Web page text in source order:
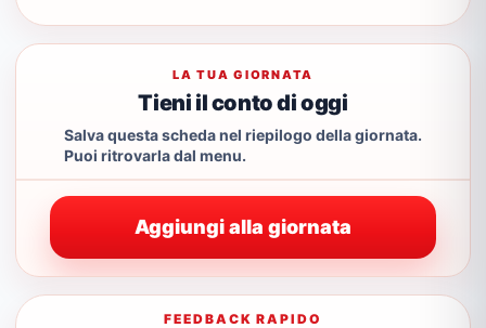
LA TUA GIORNATA
Tieni il conto di oggi
Salva questa scheda nel riepilogo della giornata.
Puoi ritrovarla dal menu.
Aggiungi alla giornata
FEEDBACK RAPIDO